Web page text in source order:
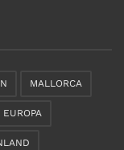
MALLORCA
EUROPA